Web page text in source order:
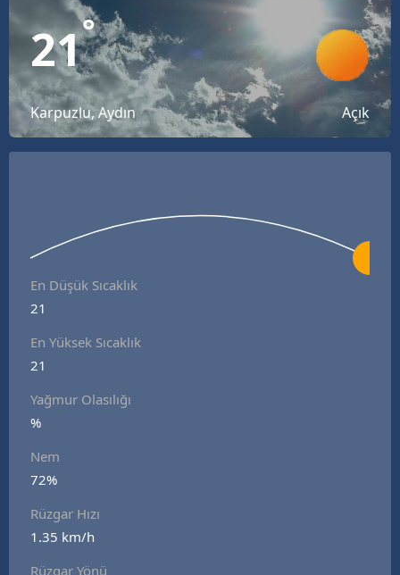
21°
Karpuzlu, Aydın Açık
En Düşük Sıcaklık
21
En Yüksek Sıcaklık
21
Yağmur Olasılığı
%
Nem
72%
Rüzgar Hızı
1.35 km/h
Rüzgar Yönü